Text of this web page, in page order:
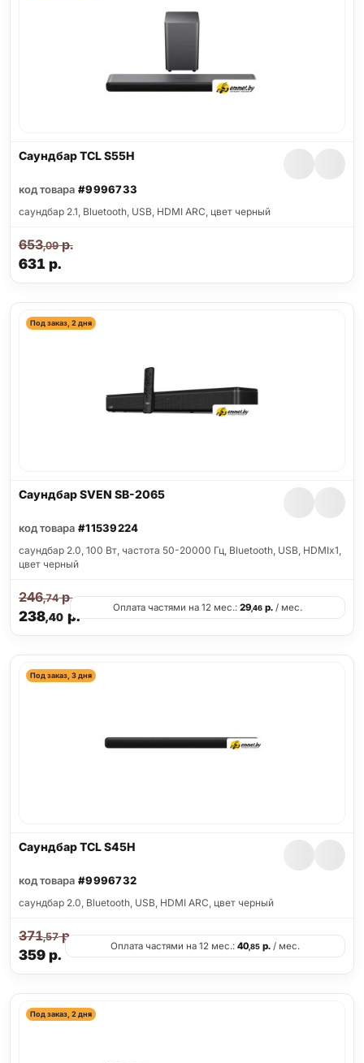
Саундбар TCL S55H
код товара #9996733
саундбар 2.1, Bluetooth, USB, HDMI ARC, цвет черный
631 р.
653,09р.
Под заказ, 2 дня
Саундбар SVEN SB-2065
код товара #11539224
саундбар 2.0, 100 Вт, частота 50-20000 Гц, Bluetooth, USB, HDMIx1,
цвет черный
238,40р.
246,74р.
Оплата частями на 12 мес.: 29,46 р. / мес.
Под заказ, 3 дня
Саундбар TCL S45H
код товара #9996732
саундбар 2.0, Bluetooth, USB, HDMI ARC, цвет черный
359р.
371,57р.
Оплата частями на 12 мес.: 40,85р./ мес.
Под заказ, 2 дня